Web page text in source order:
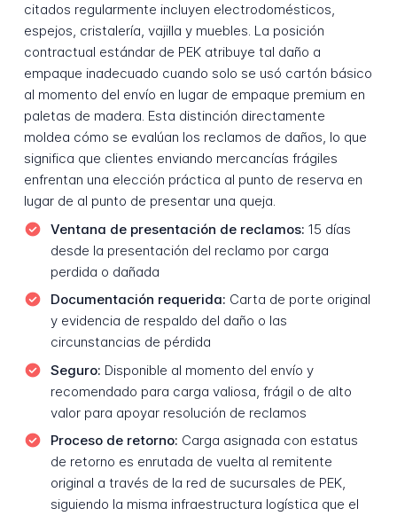
citados regularmente incluyen electrodomésticos,
espejos, cristalería, vajilla y muebles. La posición
contractual estándar de PEK atribuye tal daño a
empaque inadecuado cuando solo se usó cartón básico
al momento del envío en lugar de empaque premium en
paletas de madera. Esta distinción directamente
moldea cómo se evalúan los reclamos de daños, lo que
significa que clientes enviando mercancías frágiles
enfrentan una elección práctica al punto de reserva en
lugar de al punto de presentar una queja.
Ventana de presentación de reclamos: 15 días
desde la presentación del reclamo por carga
perdida o dañada
Documentación requerida: Carta de porte original
y evidencia de respaldo del daño o las
circunstancias de pérdida
Seguro: Disponible al momento del envío y
recomendado para carga valiosa, frágil o de alto
valor para apoyar resolución de reclamos
Proceso de retorno: Carga asignada con estatus
de retorno es enrutada de vuelta al remitente
original a través de la red de sucursales de PEK,
siguiendo la misma infraestructura logística que el